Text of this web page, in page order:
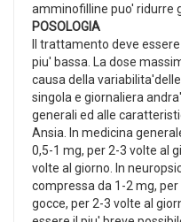
amminofilline puo' ridurre
POSOLOGIA
Il trattamento deve
piu' bassa. La dose
causa della
singola e giornaliera
generali ed alle
Ansia. In medicina
0,5-1 mg, per 2-3 volte al
volte al giorno. In
compressa da 1-2 mg,
gocce, per 2-3 volte al